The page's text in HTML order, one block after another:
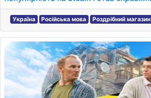
Україна Російська мова Роздрібний магазин